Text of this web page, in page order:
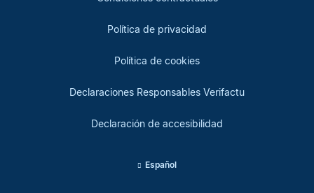
Política de privacidad
Política de cookies
Declaraciones Responsables Verifactu
Declaración de accesibilidad
Español